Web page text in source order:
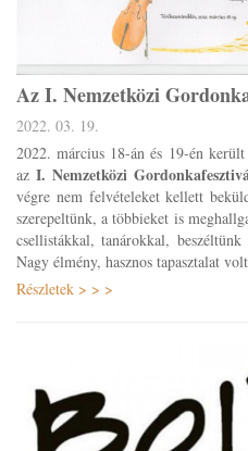
Az I. Nemzetközi
2022. 03. 19.
2022. március 18-án és 19-én
az I. Nemzetközi
végre nem felvételeket kellett
szerepeltünk, a többieket is
csellistákkal, tanárokkal,
Nagy élmény, hasznos tapasztalat
Részletek > > >